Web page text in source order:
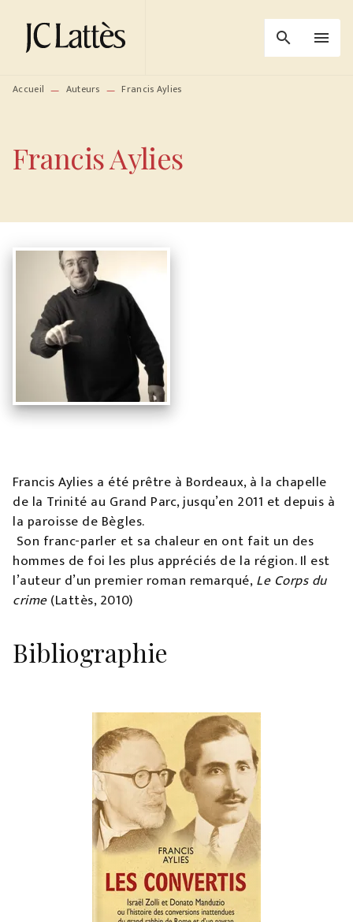
MENU RECHERCHE
PIED DE PAGE
search menu
Accueil — Auteurs — Francis Aylies
Francis Aylies
Francis Aylies a été prêtre à Bordeaux, à la chapelle
de la Trinité au Grand Parc, jusqu’en 2011 et depuis à
la paroisse de Bègles.
Son franc-parler et sa chaleur en ont fait un des
hommes de foi les plus appréciés de la région. Il est
l’auteur d’un premier roman remarqué,Le Corps du
crime(Lattès, 2010)
Bibliographie